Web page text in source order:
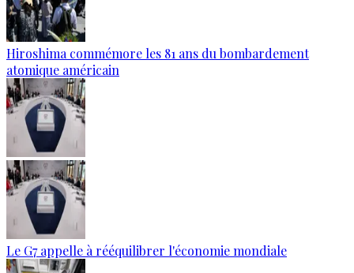
Hiroshima commémore les 81 ans du bombardement
atomique américain
Le G7 appelle à rééquilibrer l'économie mondiale